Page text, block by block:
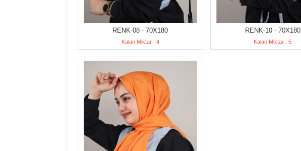
RENK-08 - 70X180
Kalan Miktar : 4
RENK-10 - 70X180
Kalan Miktar : 5